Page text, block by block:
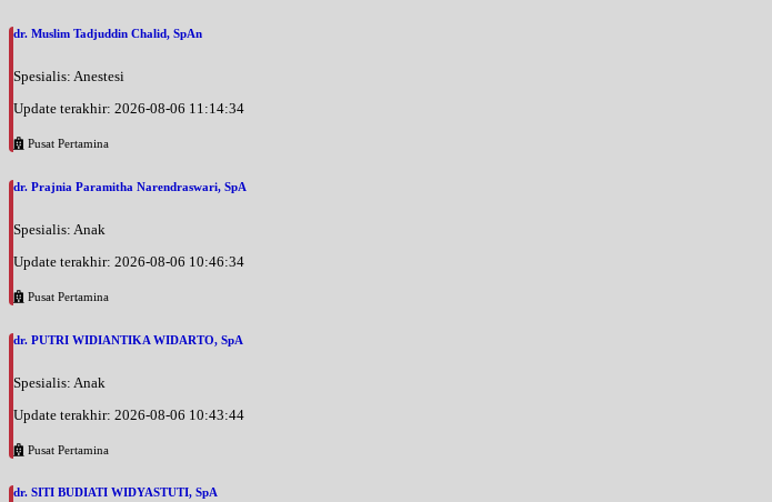
dr. Muslim Tadjuddin Chalid, SpAn
Spesialis: Anestesi
Update terakhir: 2026-08-06 11:14:34
Pusat Pertamina
dr. Prajnia Paramitha Narendraswari, SpA
Spesialis: Anak
Update terakhir: 2026-08-06 10:46:34
Pusat Pertamina
dr. PUTRI WIDIANTIKA WIDARTO, SpA
Spesialis: Anak
Update terakhir: 2026-08-06 10:43:44
Pusat Pertamina
dr. SITI BUDIATI WIDYASTUTI, SpA